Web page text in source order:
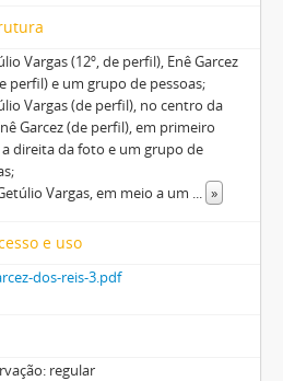
Vargas (12º, de perfil), Enê Garcez
perfil) e um grupo de pessoas;
Vargas (de perfil), no centro da
Garcez (de perfil), em primeiro
direita da foto e um grupo de
Vargas, em meio a um ... »
e uso
dos-reis-3.pdf
regular